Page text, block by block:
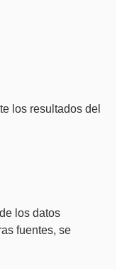
los resultados del
los datos
fuentes, se